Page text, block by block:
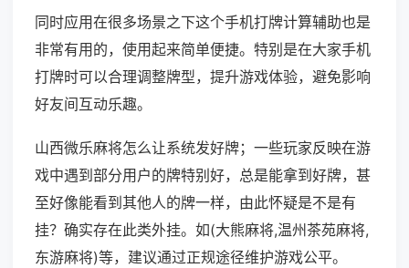
同时应用在很多场景之下这个手机打牌计算辅助也是
非常有用的，使用起来简单便捷。特别是在大家手机
打牌时可以合理调整牌型，提升游戏体验，避免影响
好友间互动乐趣。
山西微乐麻将怎么让系统发好牌；一些玩家反映在游
戏中遇到部分用户的牌特别好，总是能拿到好牌，甚
至好像能看到其他人的牌一样，由此怀疑是不是有
挂？确实存在此类外挂。如(大熊麻将,温州茶苑麻将,
东游麻将)等，建议通过正规途径维护游戏公平。